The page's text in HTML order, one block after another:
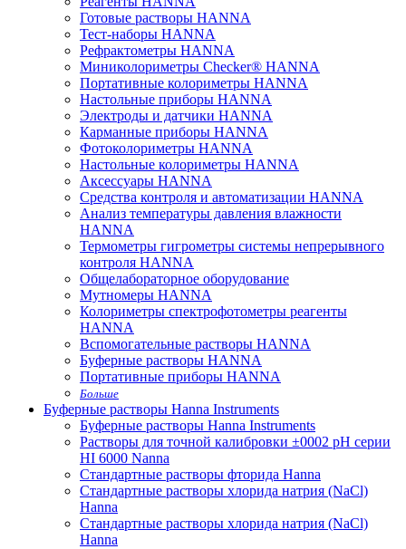
Готовые растворы HANNA
Тест-наборы HANNA
Рефрактометры HANNA
Миниколориметры Checker® HANNA
Портативные колориметры HANNA
Настольные приборы HANNA
Электроды и датчики HANNA
Карманные приборы HANNA
Фотоколориметры HANNA
Настольные колориметры HANNA
Аксессуары HANNA
Средства контроля и автоматизации HANNA
Анализ температуры давления влажности
HANNA
Термометры гигрометры системы непрерывного
контроля HANNA
Общелабораторное оборудование
Мутномеры HANNA
Колориметры спектрофотометры реагенты
HANNA
Вспомогательные растворы HANNA
Буферные растворы HANNA
Портативные приборы HANNA
Больше
Буферные растворы Hanna Instruments
Буферные растворы Hanna Instruments
Растворы для точной калибровки ±0002 pH серии
HI 6000 Nanna
Стандартные растворы фторида Hanna
Стандартные растворы хлорида натрия (NaCl)
Hanna
Стандартные растворы хлорида натрия (NaCl)
Hanna